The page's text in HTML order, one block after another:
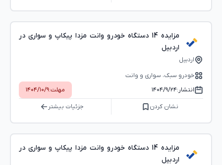
مزایده 14 دستگاه خودرو وانت مزدا پیکاپ و سواری در
اردبیل
اردبیل
خودرو سبک، سواری و وانت
انتشار:۱۴۰۴/۹/۲۴ مهلت:۱۴۰۴/۱۰/۹
نشان کردن جزئیات بیشتر
مزایده 14 دستگاه خودرو وانت مزدا پیکاپ و سواری در
اردبیل